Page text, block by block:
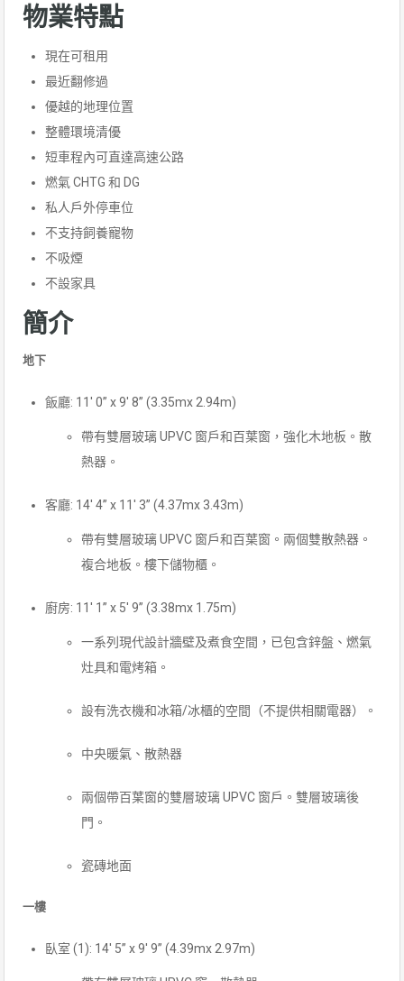
物業特點
現在可租用
最近翻修過
優越的地理位置
整體環境清優
短車程內可直達高速公路
燃氣 CHTG 和 DG
私人戶外停車位
不支持飼養寵物
不吸煙
不設家具
簡介
地下
飯廳: 11′ 0” x 9′ 8” (3.35mx 2.94m)
帶有雙層玻璃 UPVC 窗戶和百葉窗，強化木地板。散
熱器。
客廳: 14′ 4” x 11′ 3” (4.37mx 3.43m)
帶有雙層玻璃 UPVC 窗戶和百葉窗。兩個雙散熱器。
複合地板。樓下儲物櫃。
廚房: 11′ 1” x 5′ 9” (3.38mx 1.75m)
一系列現代設計牆壁及煮食空間，已包含鋅盤、燃氣
灶具和電烤箱。
設有洗衣機和冰箱/冰櫃的空間（不提供相關電器）。
中央暖氣、散熱器
兩個帶百葉窗的雙層玻璃 UPVC 窗戶。雙層玻璃後
門。
瓷磚地面
一樓
臥室 (1): 14′ 5” x 9′ 9” (4.39mx 2.97m)